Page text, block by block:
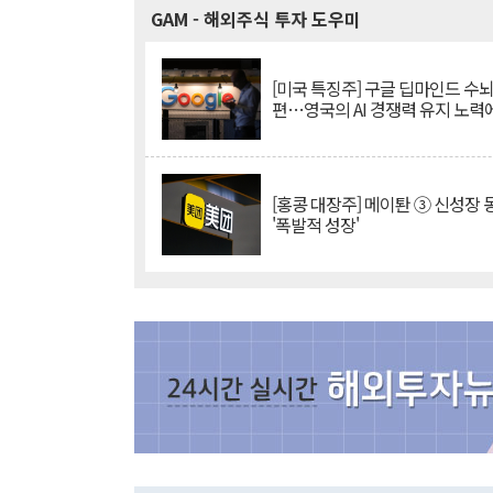
GAM - 해외주식 투자 도우미
[미국 특징주] 구글 딥마인드 수
편…영국의 AI 경쟁력 유지 노력
[홍콩 대장주] 메이퇀 ③ 신성장
'폭발적 성장'